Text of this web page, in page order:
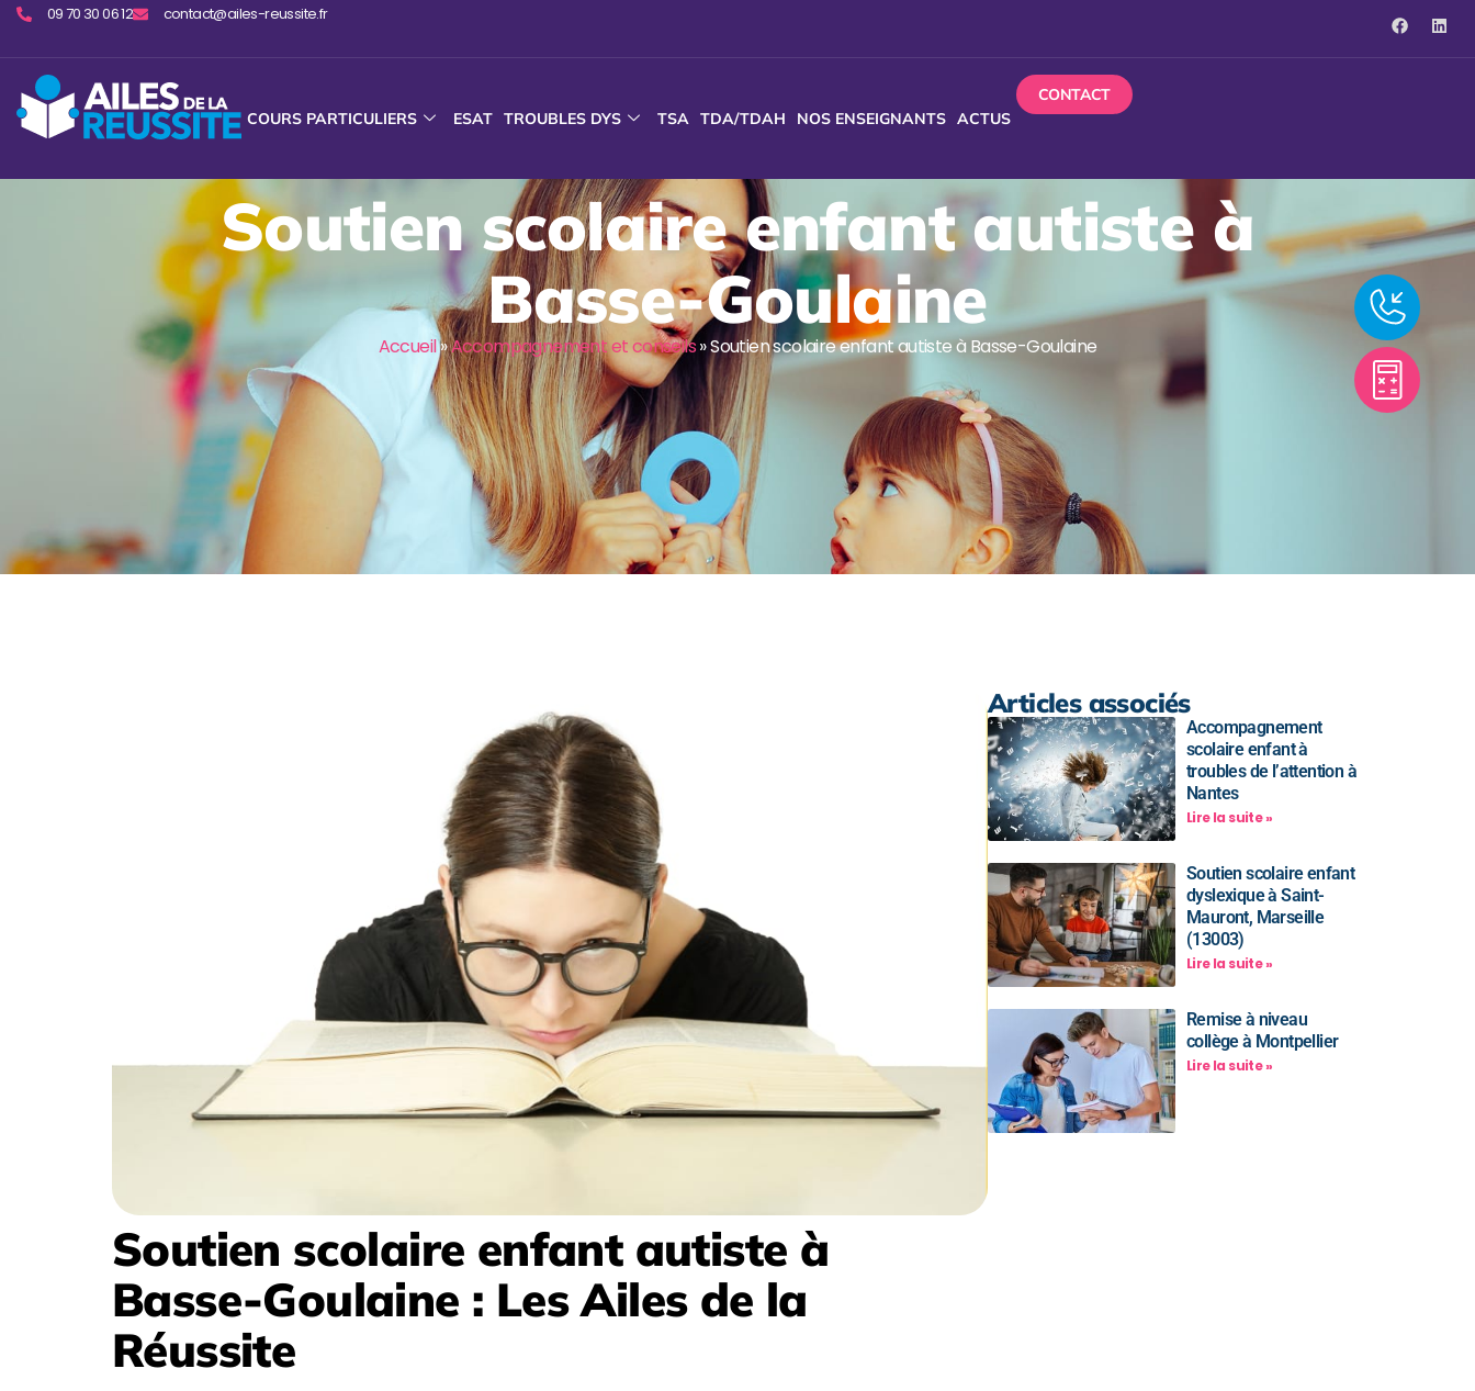
09 70 30 06 12 contact@ailes-reussite.fr
COURS PARTICULIERS ESAT TROUBLES DYS TSA TDA/TDAH NOS ENSEIGNANTS ACTUS
CONTACT
Soutien scolaire enfant autiste à
Basse-Goulaine
Accueil»Accompagnement et conseils»Soutien scolaire enfant autiste à Basse-Goulaine
Soutien scolaire enfant autiste à
Basse-Goulaine : Les Ailes de la
Réussite
Articles associés
Accompagnement
scolaire enfant à
troubles de l’attention à
Nantes
Lire la suite »
Soutien scolaire enfant
dyslexique à Saint-
Mauront, Marseille
(13003)
Lire la suite »
Remise à niveau
collège à Montpellier
Lire la suite »